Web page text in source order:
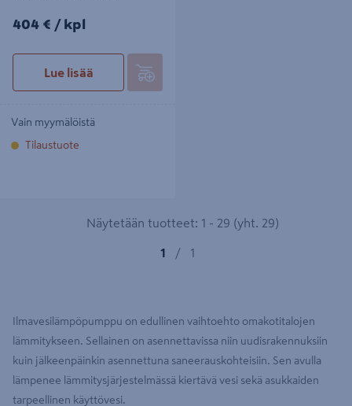
404€/kpl
404 € / kpl
Lue lisää
Vain myymälöistä
Tilaustuote
Näytetään tuotteet: 1 - 29 (yht. 29)
1 / 1
Ilmavesilämpöpumppu on edullinen vaihtoehto omakotitalojen
lämmitykseen. Sellainen on asennettavissa niin uudisrakennuksiin
kuin jälkeenpäinkin asennettuna saneerauskohteisiin. Sen avulla
lämpenee lämmitysjärjestelmässä kiertävä vesi sekä asukkaiden
tarpeellinen käyttövesi.